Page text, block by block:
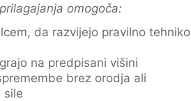
omogoča:
da razvijejo pravilno tehniko
na predpisani višini
brez orodja ali
sile